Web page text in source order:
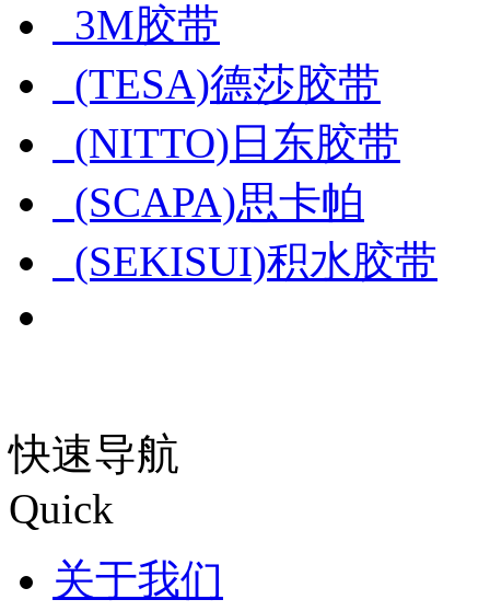
3M胶带
(TESA)德莎胶带
(NITTO)日东胶带
(SCAPA)思卡帕
(SEKISUI)积水胶带
快速导航
Quick
关于我们